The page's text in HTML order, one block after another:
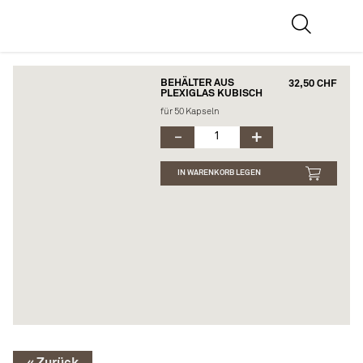
BEHÄLTER AUS
PLEXIGLAS KUBISCH
32,50 CHF
für 50 Kapseln
IN WARENKORB LEGEN